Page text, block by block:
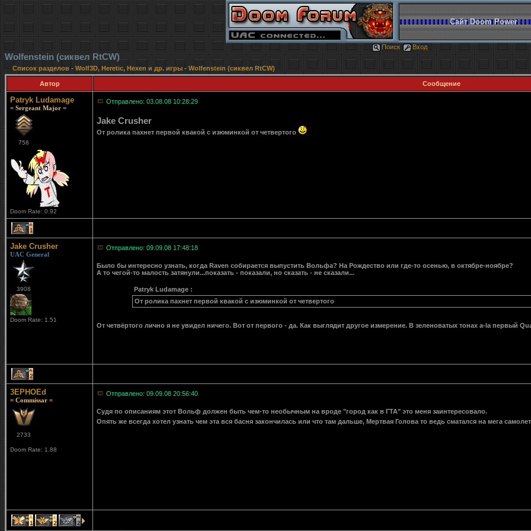
Сайт Doom Power
Поиск Вход
Wolfenstein (сиквел RtCW)
Список разделов- Wolf3D, Heretic, Hexen и др. игры- Wolfenstein (сиквел RtCW)
Автор Сообщение
Patryk Ludamage
= Sergeant Major =
758
Doom Rate: 0.92
Отправлено: 03.08.08 10:28:29
Jake Crusher
От ролика пахнет первой квакой с изюминкой от четвертого
1
Jake Crusher
UAC General
3908
Doom Rate: 1.51
Отправлено: 09.09.08 17:48:18
Было бы интересно узнать, когда Raven собирается выпустить Вольфа? На Рождество или где-то осенью, в октябре-ноябре?
А то чегой-то малость затянули...показать - показали, но сказать - не сказали...
Patryk Ludamage :
От ролика пахнет первой квакой с изюминкой от четвертого
От четвёртого лично я не увидел ничего. Вот от первого - да. Как выглядит другое измерение. В зеленоватых тонах a-la первый
2
3EPHOEd
= Commissar =
2733
Doom Rate: 1.88
Отправлено: 09.09.08 20:56:40
Судя по описаниям этот Вольф должен быть чем-то необычным на вроде "город как в ГТА" это меня заинтересовало.
Опять же всегда хотел узнать чем эта вся басня закончилась или что там дальше, Мертвая Голова то ведь сматался на мега
1 2 2